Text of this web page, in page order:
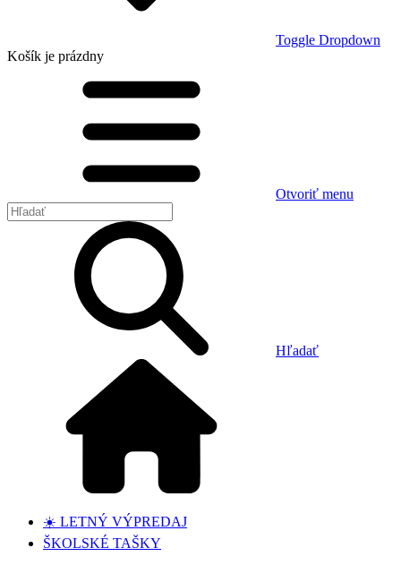
Toggle Dropdown
Košík je prázdny
Otvoriť menu
Hľadať
☀️ LETNÝ VÝPREDAJ
ŠKOLSKÉ TAŠKY